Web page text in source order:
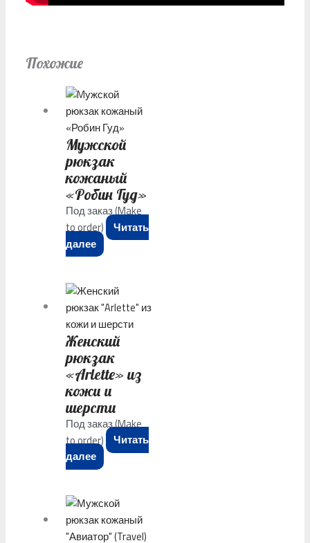
Похожие
Mужской
рюкзак
кожаный
«Робин Гуд»
Под заказ (Make
to order)
Читать
далее
Женский
рюкзак
«Arlette» из
кожи и
шерсти
Под заказ (Make
to order)
Читать
далее